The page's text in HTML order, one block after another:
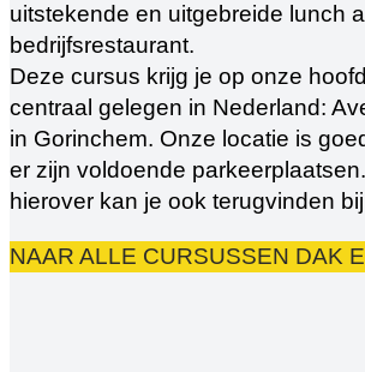
uitstekende en uitgebreide lunch
bedrijfsrestaurant.
Deze cursus krijg je op onze
centraal gelegen in Nederland:
in Gorinchem. Onze locatie is
er zijn voldoende
hierover kan je ook terugvinden
NAAR ALLE CURSUSSEN DAK